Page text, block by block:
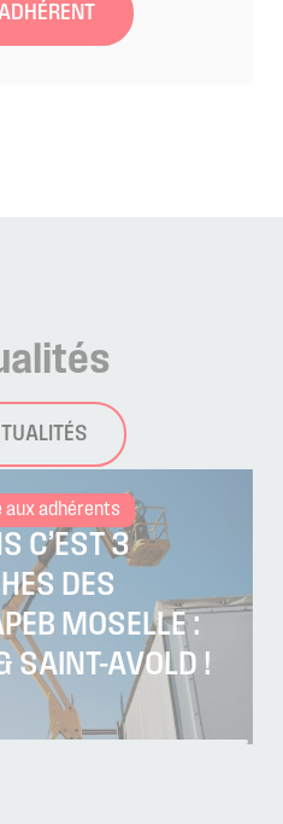
aux adhérents
C’EST 3
DES
MOSELLE :
SAINT-AVOLD !